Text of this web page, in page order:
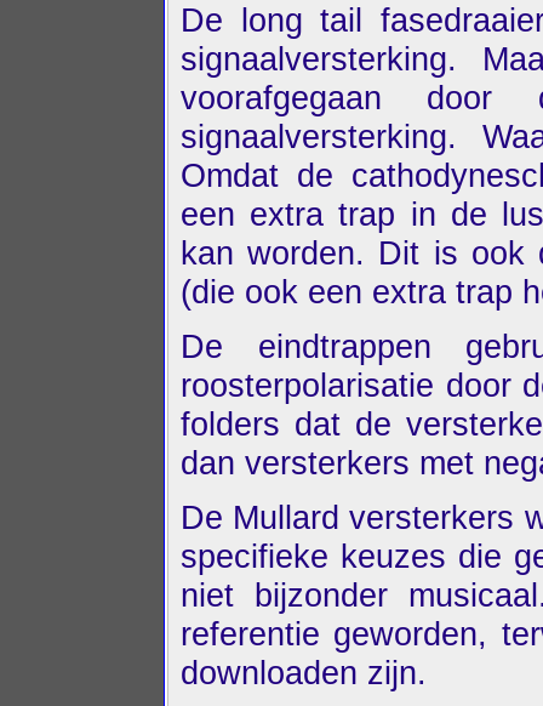
De long tail
signaalversterking.
voorafgegaan
signaalversterking.
Omdat de
een extra trap in de
kan worden. Dit is ook
(die ook een extra trap
De eindtrappen
roosterpolarisatie door
folders dat de
dan versterkers met
De Mullard versterkers
specifieke keuzes die
niet bijzonder
referentie geworden,
downloaden zijn.